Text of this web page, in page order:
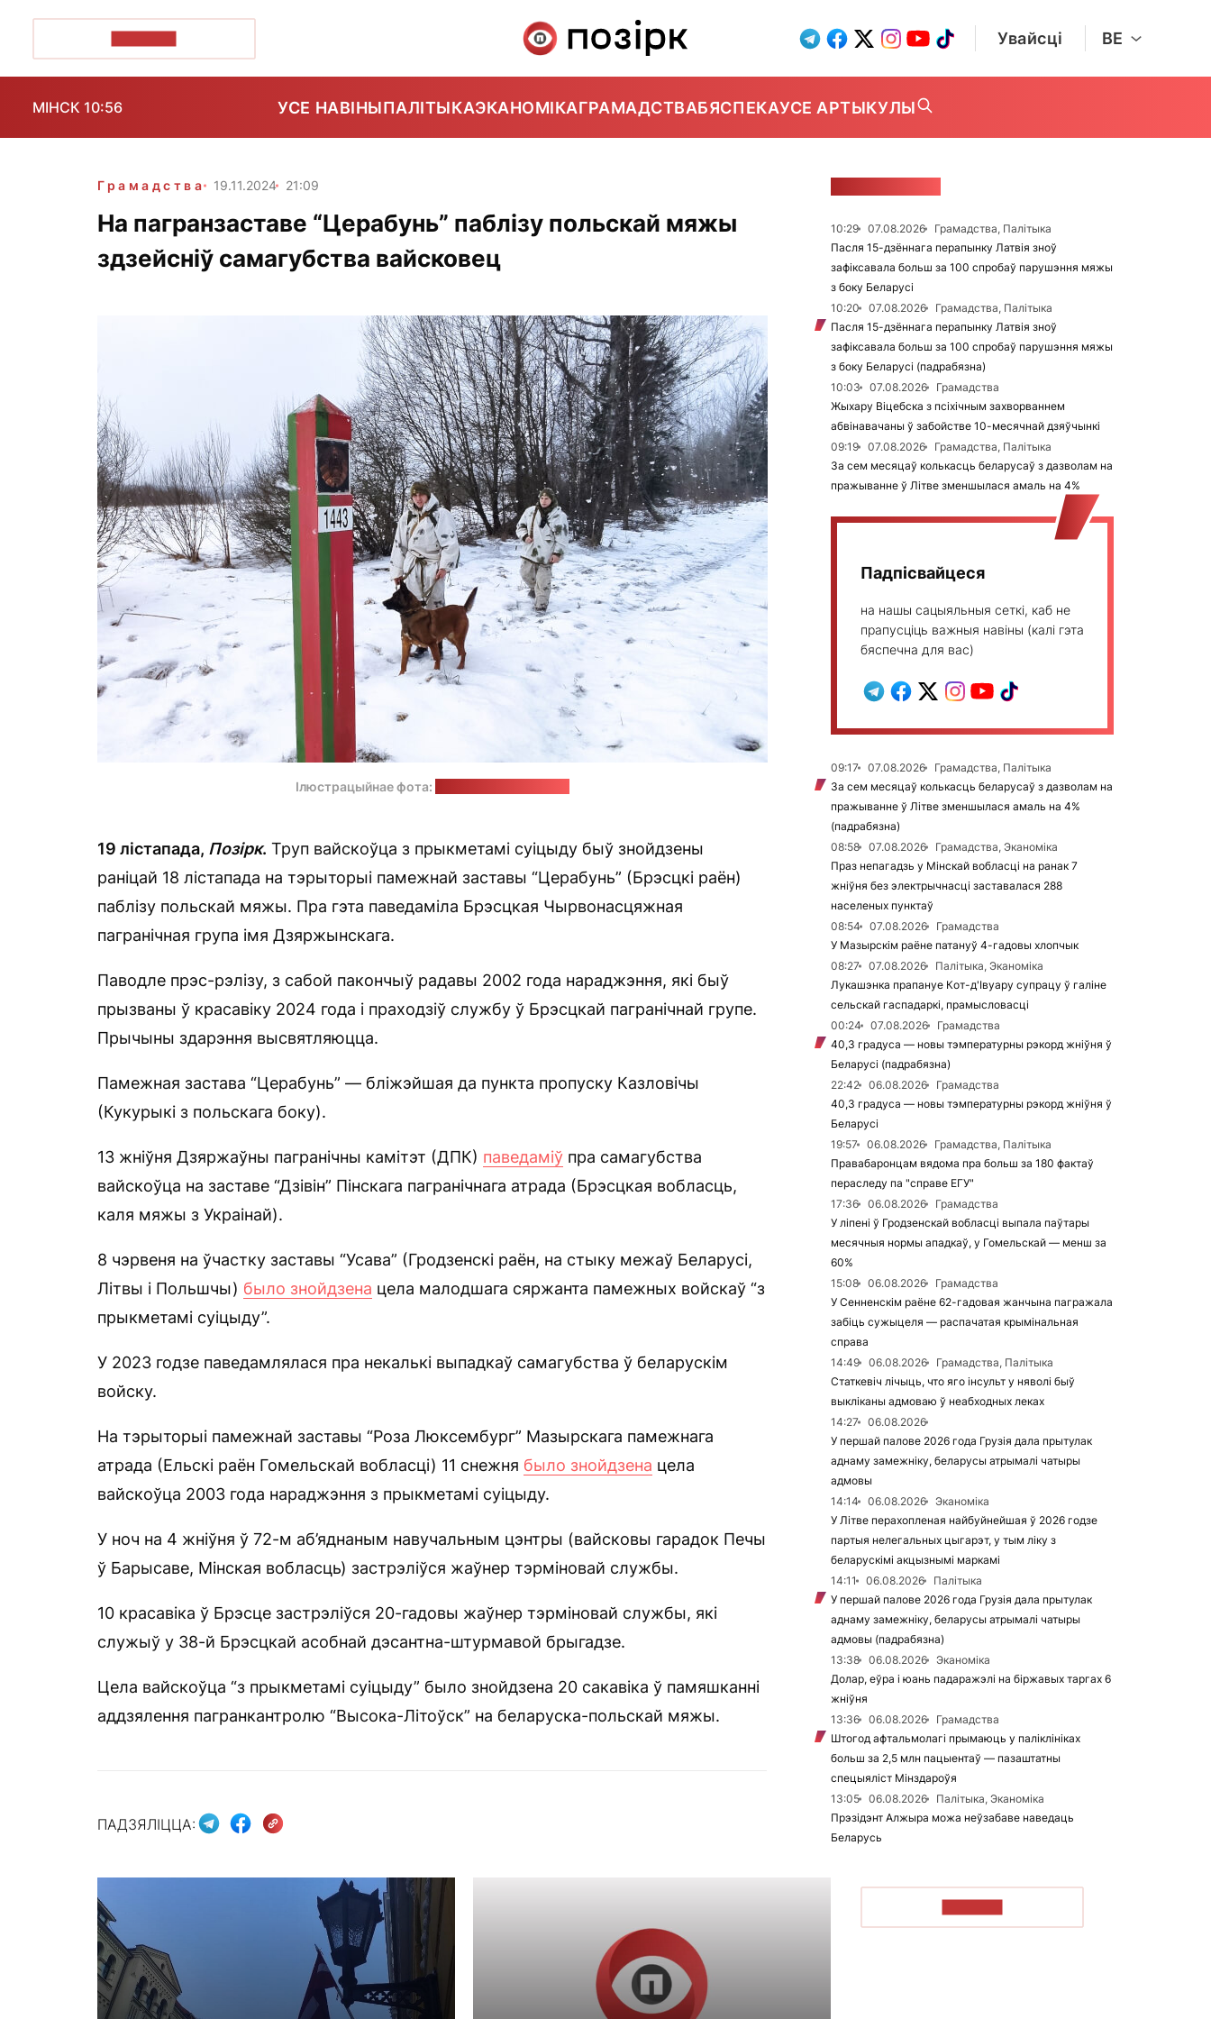
Увайсці BE
МІНСК 10:56 УСЕ НАВІНЫПАЛІТЫКАЭКАНОМІКАГРАМАДСТВАБЯСПЕКАУСЕ АРТЫКУЛЫ
Грамадства 19.11.2024 21:09
На пагранзаставе “Церабунь” паблізу польскай мяжы
здзейсніў самагубства вайсковец
Ілюстрацыйнае фота:
19 лістапада, Позірк. Труп вайскоўца з прыкметамі суіцыду быў знойдзены
раніцай 18 лістапада на тэрыторыі памежнай заставы “Церабунь” (Брэсцкі раён)
паблізу польскай мяжы. Пра гэта паведаміла Брэсцкая Чырвонасцяжная
пагранічная група імя Дзяржынскага.
Паводле прэс-рэлізу, з сабой пакончыў радавы 2002 года нараджэння, які быў
прызваны ў красавіку 2024 года і праходзіў службу ў Брэсцкай пагранічнай групе.
Прычыны здарэння высвятляюцца.
Памежная застава “Церабунь” — бліжэйшая да пункта пропуску Казловічы
(Кукурыкі з польскага боку).
13 жніўня Дзяржаўны пагранічны камітэт (ДПК) паведаміў пра самагубства
вайскоўца на заставе “Дзівін” Пінскага пагранічнага атрада (Брэсцкая вобласць,
каля мяжы з Украінай).
8 чэрвеня на ўчастку заставы “Усава” (Гродзенскі раён, на стыку межаў Беларусі,
Літвы і Польшчы) было знойдзена цела малодшага сяржанта памежных войскаў “з
прыкметамі суіцыду”.
У 2023 годзе паведамлялася пра некалькі выпадкаў самагубства ў беларускім
войску.
На тэрыторыі памежнай заставы “Роза Люксембург” Мазырскага памежнага
атрада (Ельскі раён Гомельскай вобласці) 11 снежня было знойдзена цела
вайскоўца 2003 года нараджэння з прыкметамі суіцыду.
У ноч на 4 жніўня ў 72-м аб’яднаным навучальным цэнтры (вайсковы гарадок Печы
ў Барысаве, Мінская вобласць) застрэліўся жаўнер тэрміновай службы.
10 красавіка ў Брэсце застрэліўся 20-гадовы жаўнер тэрміновай службы, які
служыў у 38-й Брэсцкай асобнай дэсантна-штурмавой брыгадзе.
Цела вайскоўца “з прыкметамі суіцыду” было знойдзена 20 сакавіка ў памяшканні
аддзялення пагранкантролю “Высока-Літоўск” на беларуска-польскай мяжы.
ПАДЗЯЛІЦЦА:
10:29 07.08.2026
Грамадства, Палітыка
Пасля 15-дзённага перапынку Латвія зноў
зафіксавала больш за 100 спробаў парушэння мяжы
з боку Беларусі
10:20
07.08.2026
Грамадства, Палітыка
Пасля 15-дзённага перапынку Латвія зноў
зафіксавала больш за 100 спробаў парушэння мяжы
з боку Беларусі (падрабязна)
10:03
07.08.2026
Грамадства
Жыхару Віцебска з псіхічным захворваннем
абвінавачаны ў забойстве 10-месячнай дзяўчынкі
09:19
07.08.2026
Грамадства, Палітыка
За сем месяцаў колькасць беларусаў з дазволам на
пражыванне ў Літве зменшылася амаль на 4%
Падпісвайцеся
на нашы сацыяльныя сеткі, каб не
прапусціць важныя навіны (калі гэта
бяспечна для вас)
09:17 07.08.2026
Грамадства, Палітыка
За сем месяцаў колькасць беларусаў з дазволам на
пражыванне ў Літве зменшылася амаль на 4%
(падрабязна)
08:58
07.08.2026
Грамадства, Эканоміка
Праз непагадзь у Мінскай вобласці на ранак 7
жніўня без электрычнасці заставалася 288
населеных пунктаў
08:54
07.08.2026
Грамадства
У Мазырскім раёне патануў 4-гадовы хлопчык
08:27
07.08.2026
Палітыка, Эканоміка
Лукашэнка прапануе Кот-д'Івуару супрацу ў галіне
сельскай гаспадаркі, прамысловасці
00:24
07.08.2026
Грамадства
40,3 градуса — новы тэмпературны рэкорд жніўня ў
Беларусі (падрабязна)
22:42
06.08.2026
Грамадства
40,3 градуса — новы тэмпературны рэкорд жніўня ў
Беларусі
19:57
06.08.2026
Грамадства, Палітыка
Правабаронцам вядома пра больш за 180 фактаў
пераследу па "справе ЕГУ"
17:36
06.08.2026
Грамадства
У ліпені ў Гродзенскай вобласці выпала паўтары
месячныя нормы ападкаў, у Гомельскай — менш за
60%
15:08
06.08.2026
Грамадства
У Сенненскім раёне 62-гадовая жанчына пагражала
забіць сужыцеля — распачатая крымінальная
справа
14:49
06.08.2026
Грамадства, Палітыка
Статкевіч лічыць, что яго інсульт у няволі быў
выкліканы адмоваю ў неабходных леках
14:27
06.08.2026
У першай палове 2026 года Грузія дала прытулак
аднаму замежніку, беларусы атрымалі чатыры
адмовы
14:14
06.08.2026
Эканоміка
У Літве перахопленая найбуйнейшая ў 2026 годзе
партыя нелегальных цыгарэт, у тым ліку з
беларускімі акцызнымі маркамі
14:11
06.08.2026
Палітыка
У першай палове 2026 года Грузія дала прытулак
аднаму замежніку, беларусы атрымалі чатыры
адмовы (падрабязна)
13:38
06.08.2026
Эканоміка
Долар, еўра і юань падаражэлі на біржавых таргах 6
жніўня
13:36
06.08.2026
Грамадства
Штогод афтальмолагі прымаюць у паліклініках
больш за 2,5 млн пацыентаў — пазаштатны
спецыяліст Мінздароўя
13:05
06.08.2026
Палітыка, Эканоміка
Прэзідэнт Алжыра можа неўзабаве наведаць
Беларусь